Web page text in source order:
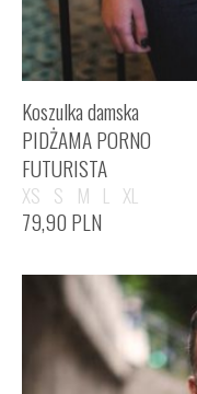
Koszulka damska
PIDŻAMA PORNO
FUTURISTA
XS S M L XL
79,90 PLN